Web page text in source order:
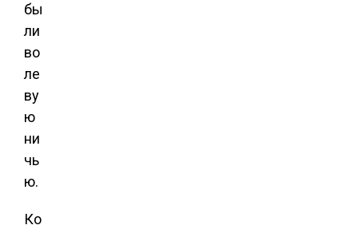
бы
ли
во
ле
ву
ю
ни
чь
ю.
Ко